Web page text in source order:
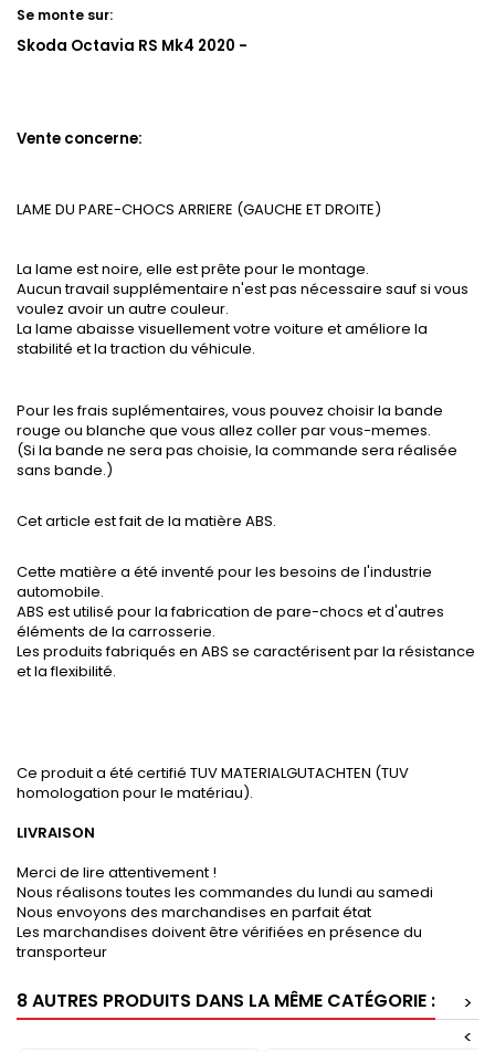
Se monte sur:
Skoda Octavia RS Mk4 2020 -
Vente concerne:
LAME DU PARE-CHOCS ARRIERE (GAUCHE ET DROITE)
La lame est noire, elle est prête pour le montage.
Aucun travail supplémentaire n'est pas nécessaire sauf si vous
voulez avoir un autre couleur.
La lame abaisse visuellement votre voiture et améliore la
stabilité et la traction du véhicule.
Pour les frais suplémentaires, vous pouvez choisir la bande
rouge ou blanche que vous allez coller par vous-memes.
(Si la bande ne sera pas choisie, la commande sera réalisée
sans bande.)
Cet article est fait de la matière ABS.
Cette matière a été inventé pour les besoins de l'industrie
automobile.
ABS est utilisé pour la fabrication de pare-chocs et d'autres
éléments de la carrosserie.
Les produits fabriqués en ABS se caractérisent par la résistance
et la flexibilité.
Ce produit a été certifié TUV MATERIALGUTACHTEN (TUV
homologation pour le matériau).
LIVRAISON
Merci de lire attentivement !
Nous réalisons toutes les commandes du lundi au samedi
Nous envoyons des marchandises en parfait état
Les marchandises doivent être vérifiées en présence du
transporteur
8 AUTRES PRODUITS DANS LA MÊME CATÉGORIE :
>
<